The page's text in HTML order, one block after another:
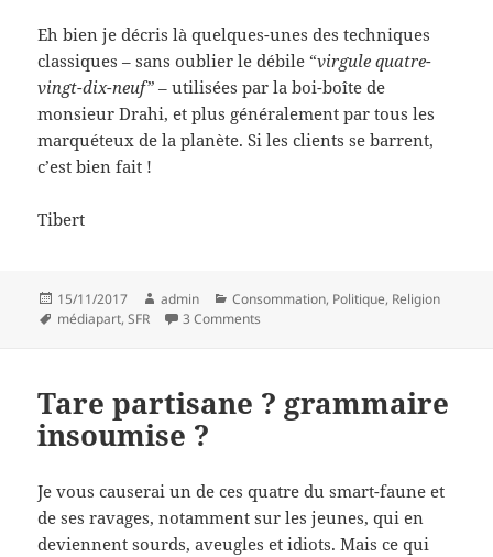
Eh bien je décris là quelques-unes des techniques
classiques – sans oublier le débile “virgule quatre-
vingt-dix-neuf” – utilisées par la boi-boîte de
monsieur Drahi, et plus généralement par tous les
marquéteux de la planète. Si les clients se barrent,
c’est bien fait !
Tibert
Posted
on
15/11/2017 Author
admin Categories
Consommation, Politique, Religion
Tags
médiapart,SFR 3 Comments
Tare partisane ? grammaire
insoumise ?
Je vous causerai un de ces quatre du smart-faune et
de ses ravages, notamment sur les jeunes, qui en
deviennent sourds, aveugles et idiots. Mais ce qui